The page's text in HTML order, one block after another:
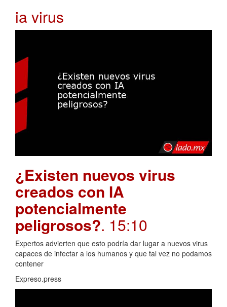
ia virus
¿Existen nuevos virus
creados con IA
potencialmente
peligrosos?. 15:10
Expertos advierten que esto podría dar lugar a nuevos virus
capaces de infectar a los humanos y que tal vez no podamos
contener
Expreso.press